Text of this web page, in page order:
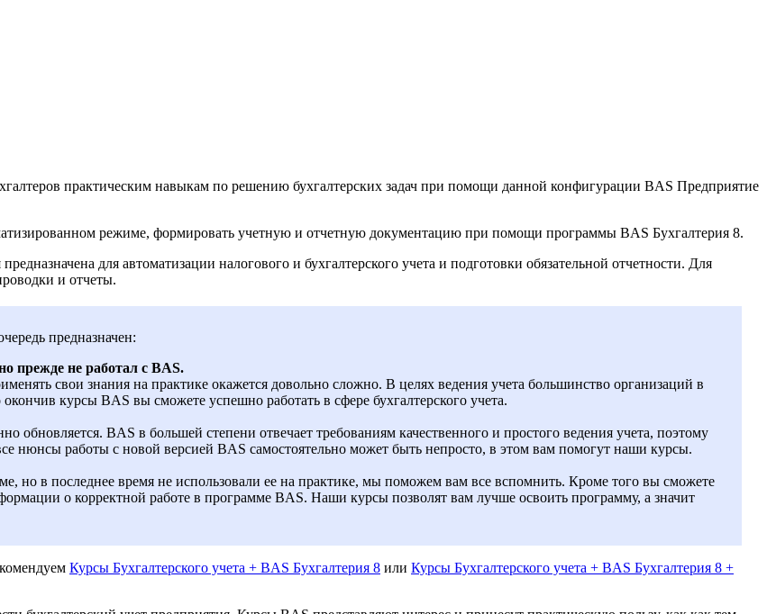
практическим навыкам по решению бухгалтерских задач при помощи данной конфигурации BAS Предприятие
режиме, формировать учетную и отчетную документацию при помощи программы BAS Бухгалтерия 8.
для автоматизации налогового и бухгалтерского учета и подготовки обязательной отчетности. Для
и отчеты.
предназначен:
прежде не работал с BAS.
свои знания на практике окажется довольно сложно. В целях ведения учета большинство организаций в
курсы BAS вы сможете успешно работать в сфере бухгалтерского учета.
обновляется. BAS в большей степени отвечает требованиям качественного и простого ведения учета, поэтому
нюнсы работы с новой версией BAS самостоятельно может быть непросто, в этом вам помогут наши курсы.
но в последнее время не использовали ее на практике, мы поможем вам все вспомнить. Кроме того вы сможете
о корректной работе в программе BAS. Наши курсы позволят вам лучше освоить программу, а значит
Курсы Бухгалтерского учета + BAS Бухгалтерия 8 или Курсы Бухгалтерского учета + BAS Бухгалтерия 8 +